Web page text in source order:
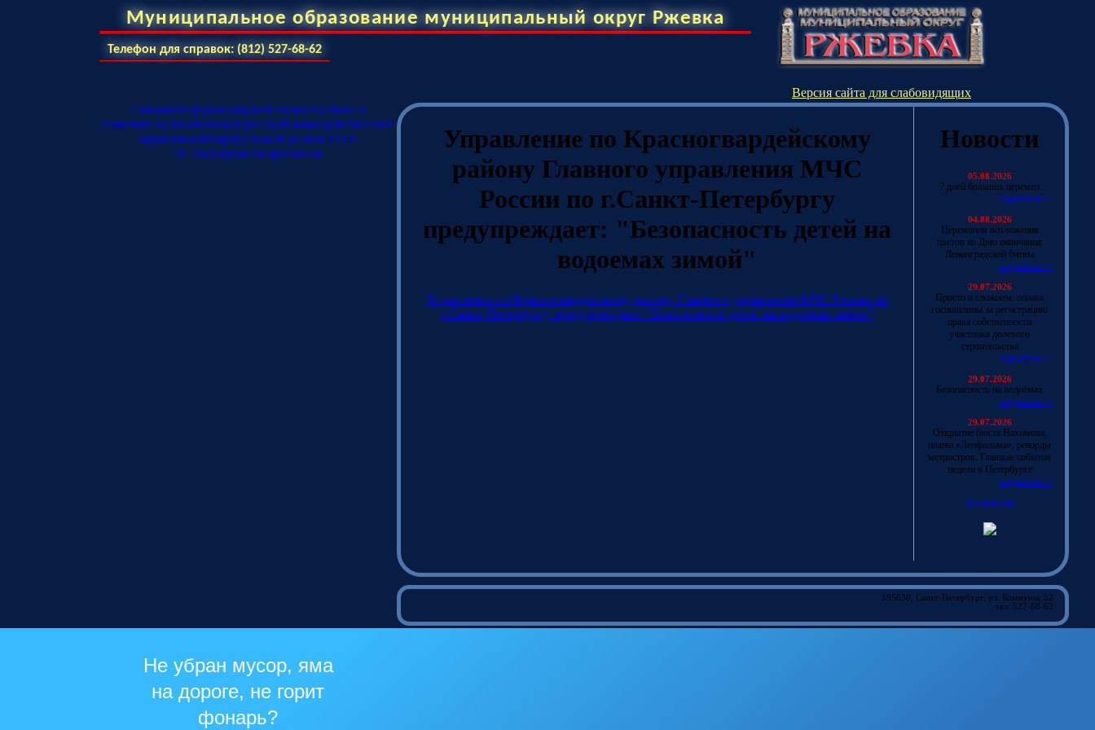
Муниципальное образование муниципальный округ Ржевка
Телефон для справок: (812) 527-68-62
Версия сайта для слабовидящих
ГлавнаяИнформацияДеятельностьОпека и
попечительствоФотоматериалыВзаимодействиеНет
наркотикам!Виртуальный уголок ГО и
ЧСЭлектронная приемная
Новости
05.08.2026
7 дней больших перемен
подробнее>>
04.08.2026
Церемония возложения
цветов ко Дню окончания
Ленинградской битвы
подробнее>>
29.07.2026
Просто о сложном: оплата
госпошлины за регистрацию
права собственности
участника долевого
строительства
подробнее>>
29.07.2026
Безопасность на водоёмах
подробнее>>
29.07.2026
Открытие бюста Нахимова,
планы «Ленфильма», рекорды
метростроя. Главные события
недели в Петербурге
подробнее>>
Все новости
Управление по Красногвардейскому
району Главного управления МЧС
России по г.Санкт-Петербургу
предупреждает: "Безопасность детей на
водоемах зимой"
Управление по Красногвардейскому району Главного управления МЧС России по
г.Санкт-Петербургу предупреждает: "Безопасность детей на водоемах зимой"
195030, Санкт-Петербург, ул. Коммуны, 52
тел: 527-68-62
Не убран мусор, яма
на дороге, не горит
фонарь?